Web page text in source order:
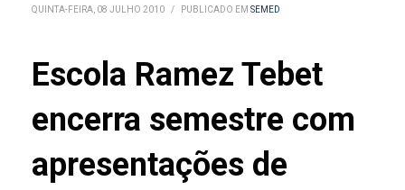
QUINTA-FEIRA, 08 JULHO 2010 / PUBLICADO EM SEMED
Escola Ramez Tebet
encerra semestre com
apresentações de